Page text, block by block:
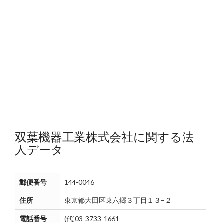
双葉機器工業株式会社に関する法
人データ
郵便番号 144-0046
住所 東京都大田区東六郷３丁目１３−２
電話番号 (代)03-3733-1661